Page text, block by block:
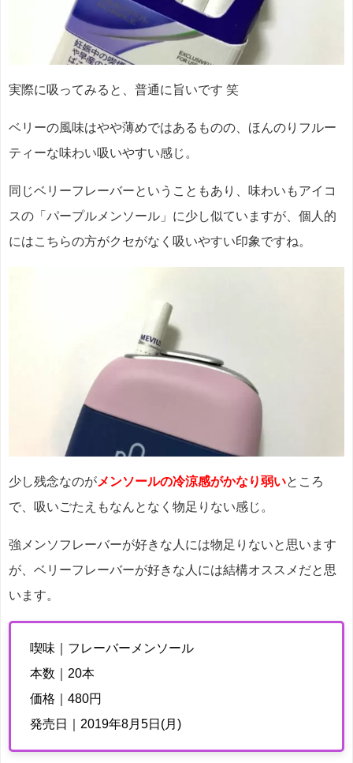
実際に吸ってみると、普通に旨いです 笑
ベリーの風味はやや薄めではあるものの、ほんのりフルー
ティーな味わい吸いやすい感じ。
同じベリーフレーバーということもあり、味わいもアイコ
スの「パープルメンソール」に少し似ていますが、個人的
にはこちらの方がクセがなく吸いやすい印象ですね。
少し残念なのがメンソールの冷涼感がかなり弱いところ
で、吸いごたえもなんとなく物足りない感じ。
強メンソフレーバーが好きな人には物足りないと思います
が、ベリーフレーバーが好きな人には結構オススメだと思
います。
喫味｜フレーバーメンソール
本数｜20本
価格｜480円
発売日｜2019年8月5日(月)